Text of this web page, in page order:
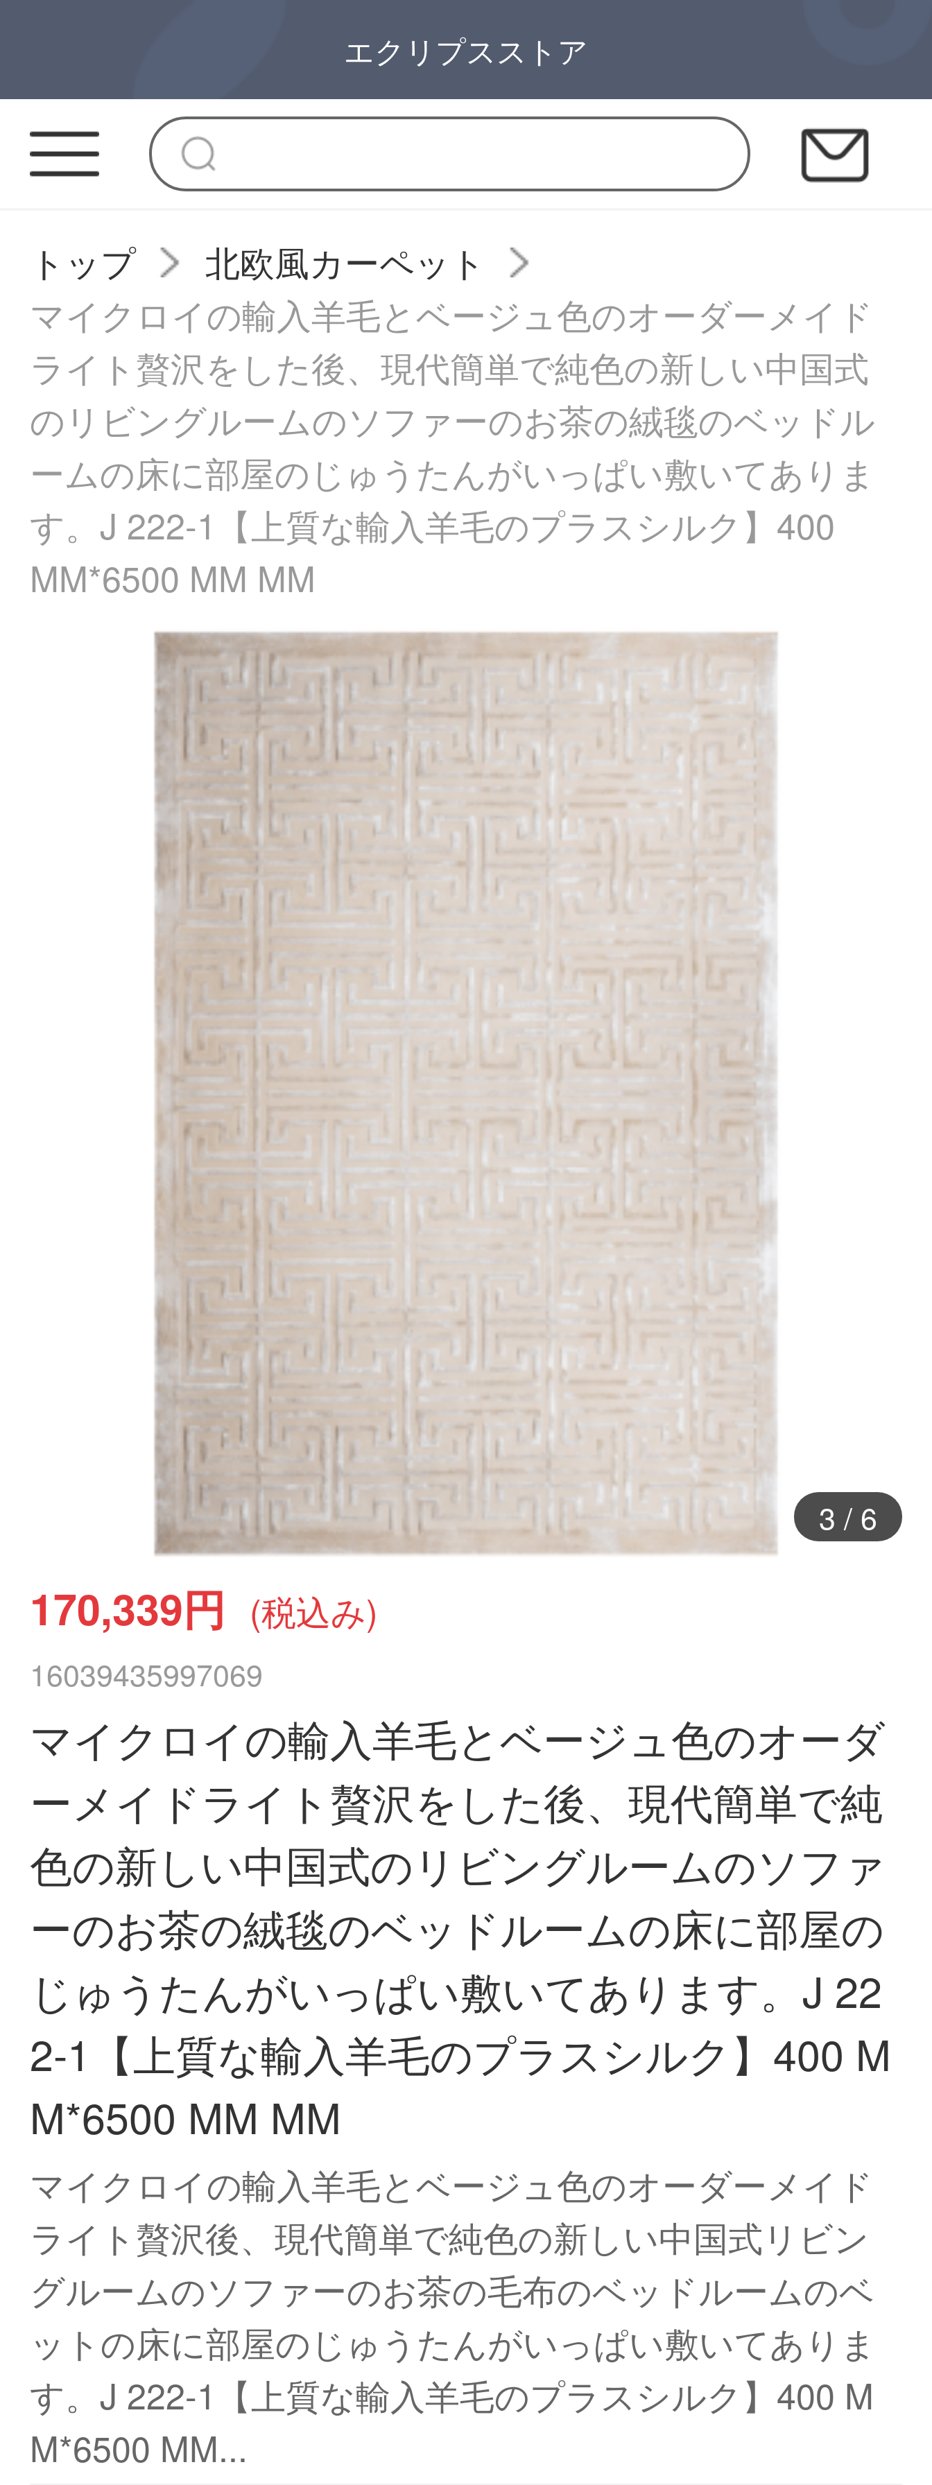
エクリプスストア
トップ
北欧風カーペット
マイクロイの輸入羊毛とベージュ色のオーダーメイド
ライト贅沢をした後、現代簡単で純色の新しい中国式
のリビングルームのソファーのお茶の絨毯のベッドル
ームの床に部屋のじゅうたんがいっぱい敷いてありま
す。J 222-1【上質な輸入羊毛のプラスシルク】400
MM*6500 MM MM
3 / 6
170,339円 (税込み)
16039435997069
マイクロイの輸入羊毛とベージュ色のオーダ
ーメイドライト贅沢をした後、現代簡単で純
色の新しい中国式のリビングルームのソファ
ーのお茶の絨毯のベッドルームの床に部屋の
じゅうたんがいっぱい敷いてあります。J 22
2-1【上質な輸入羊毛のプラスシルク】400 M
M*6500 MM MM
マイクロイの輸入羊毛とベージュ色のオーダーメイド
ライト贅沢後、現代簡単で純色の新しい中国式リビン
グルームのソファーのお茶の毛布のベッドルームのベ
ットの床に部屋のじゅうたんがいっぱい敷いてありま
す。J 222-1【上質な輸入羊毛のプラスシルク】400 M
M*6500 MM...